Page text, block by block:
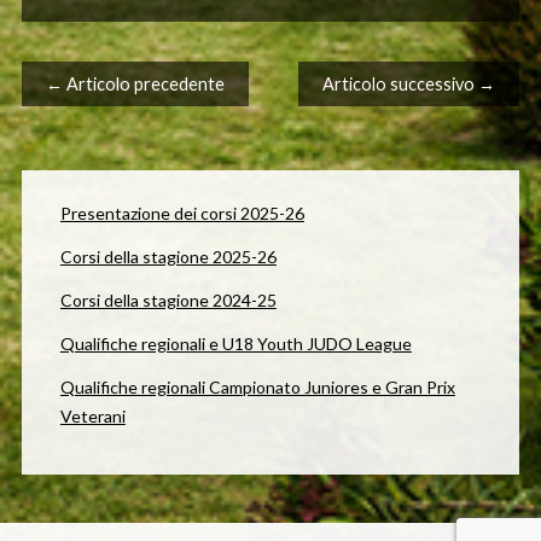
Navigazione articolo
← Articolo precedente Articolo successivo →
Presentazione dei corsi 2025-26
Corsi della stagione 2025-26
Corsi della stagione 2024-25
Qualifiche regionali e U18 Youth JUDO League
Qualifiche regionali Campionato Juniores e Gran Prix
Veterani